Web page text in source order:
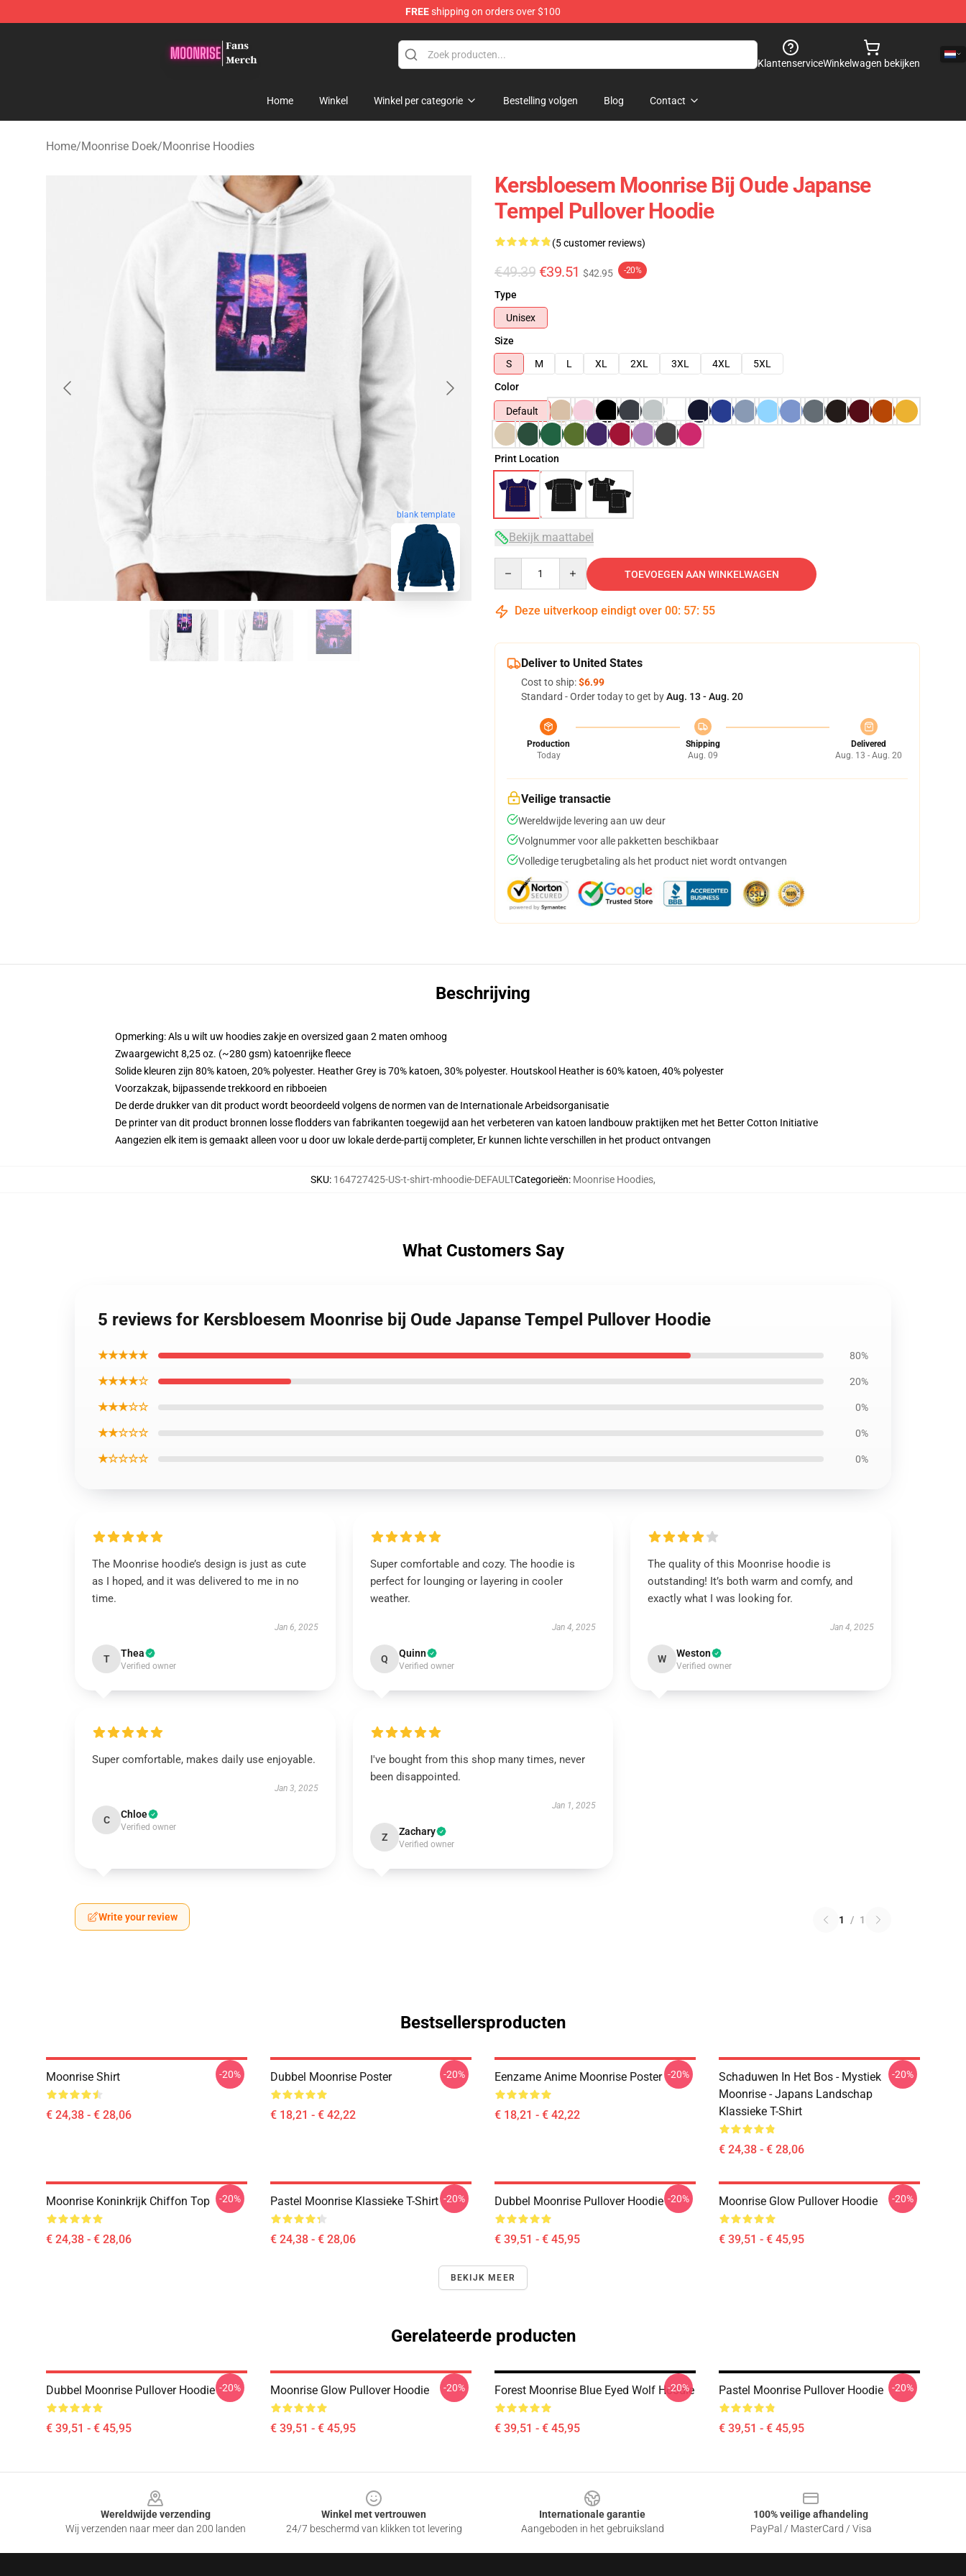
FREEshipping on orders over $100
KlantenserviceWinkelwagen bekijken
Home Winkel Winkel per categorie Bestelling volgen Blog Contact
Home/Moonrise Doek/Moonrise Hoodies
blank template
Kersbloesem Moonrise Bij Oude Japanse
Tempel Pullover Hoodie
(5 customer reviews)
€49.39 €39.51 $42.95 -20%
Type
Unisex
Size
S
M L XL 2XL 3XL 4XL
5XL
Color
Default
Print Location
Bekijk maattabel
TOEVOEGEN AAN WINKELWAGEN
Deze uitverkoop eindigt over 00: 57: 54
Deliver to United States
Cost to ship:$6.99
Standard - Order today to get byAug. 13 - Aug. 20
Production
Today
Shipping
Aug. 09
Delivered
Aug. 13 - Aug. 20
Veilige transactie
Wereldwijde levering aan uw deur
Volgnummer voor alle pakketten beschikbaar
Volledige terugbetaling als het product niet wordt ontvangen
Beschrijving
Opmerking: Als u wilt uw hoodies zakje en oversized gaan 2 maten omhoog
Zwaargewicht 8,25 oz. (~280 gsm) katoenrijke fleece
Solide kleuren zijn 80% katoen, 20% polyester. Heather Grey is 70% katoen, 30% polyester. Houtskool Heather is 60% katoen, 40% polyester
Voorzakzak, bijpassende trekkoord en ribboeien
De derde drukker van dit product wordt beoordeeld volgens de normen van de Internationale Arbeidsorganisatie
De printer van dit product bronnen losse flodders van fabrikanten toegewijd aan het verbeteren van katoen landbouw praktijken met het Better Cotton Initiative
Aangezien elk item is gemaakt alleen voor u door uw lokale derde-partij completer, Er kunnen lichte verschillen in het product ontvangen
SKU: 164727425-US-t-shirt-mhoodie-DEFAULTCategorieën: Moonrise Hoodies,
What Customers Say
5 reviews for Kersbloesem Moonrise bij Oude Japanse Tempel Pullover Hoodie
★★★★★ 80%
★★★★☆ 20%
★★★☆☆ 0%
★★☆☆☆ 0%
★☆☆☆☆ 0%
The Moonrise hoodie’s design is just as cute
as I hoped, and it was delivered to me in no
time.
Jan 6, 2025
T Thea
Verified owner
Super comfortable and cozy. The hoodie is
perfect for lounging or layering in cooler
weather.
Jan 4, 2025
Q Quinn
Verified owner
The quality of this Moonrise hoodie is
outstanding! It’s both warm and comfy, and
exactly what I was looking for.
Jan 4, 2025
W Weston
Verified owner
Super comfortable, makes daily use enjoyable.
Jan 3, 2025
C Chloe
Verified owner
I've bought from this shop many times, never
been disappointed.
Jan 1, 2025
Z Zachary
Verified owner
Write your review 1 / 1
Bestsellersproducten
Moonrise Shirt
€ 24,38 - € 28,06
-20% Dubbel Moonrise Poster
€ 18,21 - € 42,22
-20% Eenzame Anime Moonrise Poster
€ 18,21 - € 42,22
-20%
Schaduwen In Het Bos - Mystiek
Moonrise - Japans Landschap
Klassieke T-Shirt
€ 24,38 - € 28,06
-20%
Moonrise Koninkrijk Chiffon Top
€ 24,38 - € 28,06
-20% Pastel Moonrise Klassieke T-Shirt
€ 24,38 - € 28,06
-20% Dubbel Moonrise Pullover Hoodie
€ 39,51 - € 45,95
-20% Moonrise Glow Pullover Hoodie
€ 39,51 - € 45,95
-20%
BEKIJK MEER
Gerelateerde producten
Dubbel Moonrise Pullover Hoodie
€ 39,51 - € 45,95
-20% Moonrise Glow Pullover Hoodie
€ 39,51 - € 45,95
-20% Forest Moonrise Blue Eyed Wolf Hoodie
€ 39,51 - € 45,95
-20% Pastel Moonrise Pullover Hoodie
€ 39,51 - € 45,95
-20%
Wereldwijde verzending
Wij verzenden naar meer dan 200 landen
Winkel met vertrouwen
24/7 beschermd van klikken tot levering
Internationale garantie
Aangeboden in het gebruiksland
100% veilige afhandeling
PayPal / MasterCard / Visa